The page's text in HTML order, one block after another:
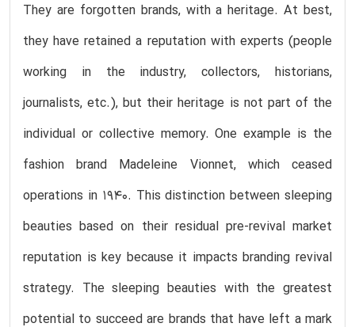
They are forgotten brands, with a heritage. At best,
they have retained a reputation with experts (people
working in the industry, collectors, historians,
journalists, etc.), but their heritage is not part of the
individual or collective memory. One example is the
fashion brand Madeleine Vionnet, which ceased
operations in 1940. This distinction between sleeping
beauties based on their residual pre-revival market
reputation is key because it impacts branding revival
strategy. The sleeping beauties with the greatest
potential to succeed are brands that have left a mark